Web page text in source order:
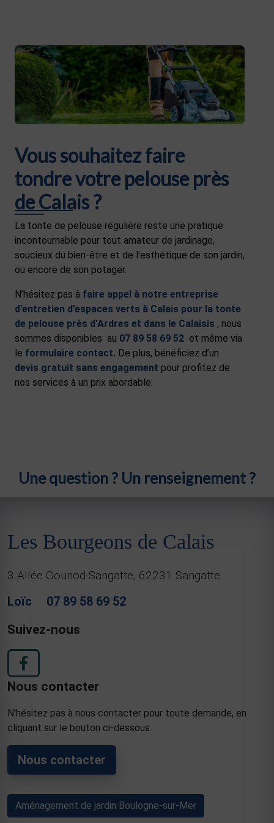
Vous souhaitez faire
tondre votre pelouse près
de Calais ?
La tonte de pelouse régulière reste une pratique
incontournable pour tout amateur de jardinage,
soucieux du bien-être et de l'esthétique de son jardin,
ou encore de son potager.
N’hésitez pas à faire appel à notre entreprise
d’entretien d’espaces verts à Calais pour la tonte
de pelouse près d'Ardres et dans le Calaisis , nous
sommes disponibles au 07 89 58 69 52 et même via
le formulaire contact. De plus, bénéficiez d’un
devis gratuit sans engagement pour profitez de
nos services à un prix abordable.
Une question ? Un renseignement ?
Les Bourgeons de Calais
3 Allée Gounod-Sangatte, 62231 Sangatte
Loïc
07 89 58 69 52
Suivez-nous
Nous contacter
N'hésitez pas à nous contacter pour toute demande, en
cliquant sur le bouton ci-dessous.
Nous contacter
Aménagement de jardin Boulogne-sur-Mer